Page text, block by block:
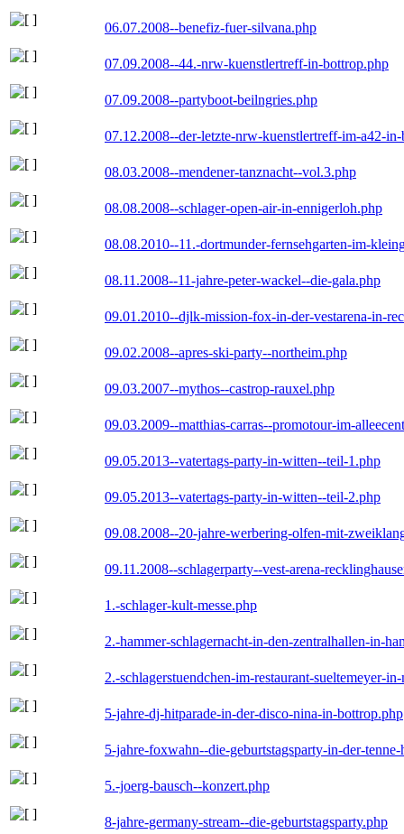
06.07.2008--benefiz-fuer-silvana.php
07.09.2008--44.-nrw-kuenstlertreff-in-bottrop.php
07.09.2008--partyboot-beilngries.php
07.12.2008--der-letzte-nrw-kuenstlertreff-im-a42-
08.03.2008--mendener-tanznacht--vol.3.php
08.08.2008--schlager-open-air-in-ennigerloh.php
08.08.2010--11.-dortmunder-fernsehgarten-im-
08.11.2008--11-jahre-peter-wackel--die-gala.php
09.01.2010--djlk-mission-fox-in-der-vestarena-in-
09.02.2008--apres-ski-party--northeim.php
09.03.2007--mythos--castrop-rauxel.php
09.03.2009--matthias-carras--promotour-im-
09.05.2013--vatertags-party-in-witten--teil-1.php
09.05.2013--vatertags-party-in-witten--teil-2.php
09.08.2008--20-jahre-werbering-olfen-mit-
09.11.2008--schlagerparty--vest-arena-
1.-schlager-kult-messe.php
2.-hammer-schlagernacht-in-den-zentralhallen-in-
2.-schlagerstuendchen-im-restaurant-sueltemeyer-
5-jahre-dj-hitparade-in-der-disco-nina-in-bottrop.php
5-jahre-foxwahn--die-geburtstagsparty-in-der-tenne-
5.-joerg-bausch--konzert.php
8-jahre-germany-stream--die-geburtstagsparty.php